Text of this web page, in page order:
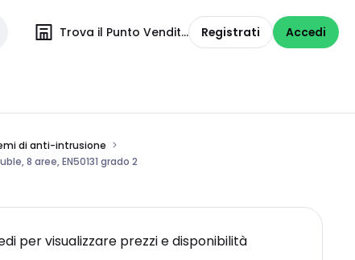
Trova il Punto Vendita Registrati Accedi
di anti-intrusione
8 aree, EN50131 grado 2
per visualizzare prezzi e disponibilità